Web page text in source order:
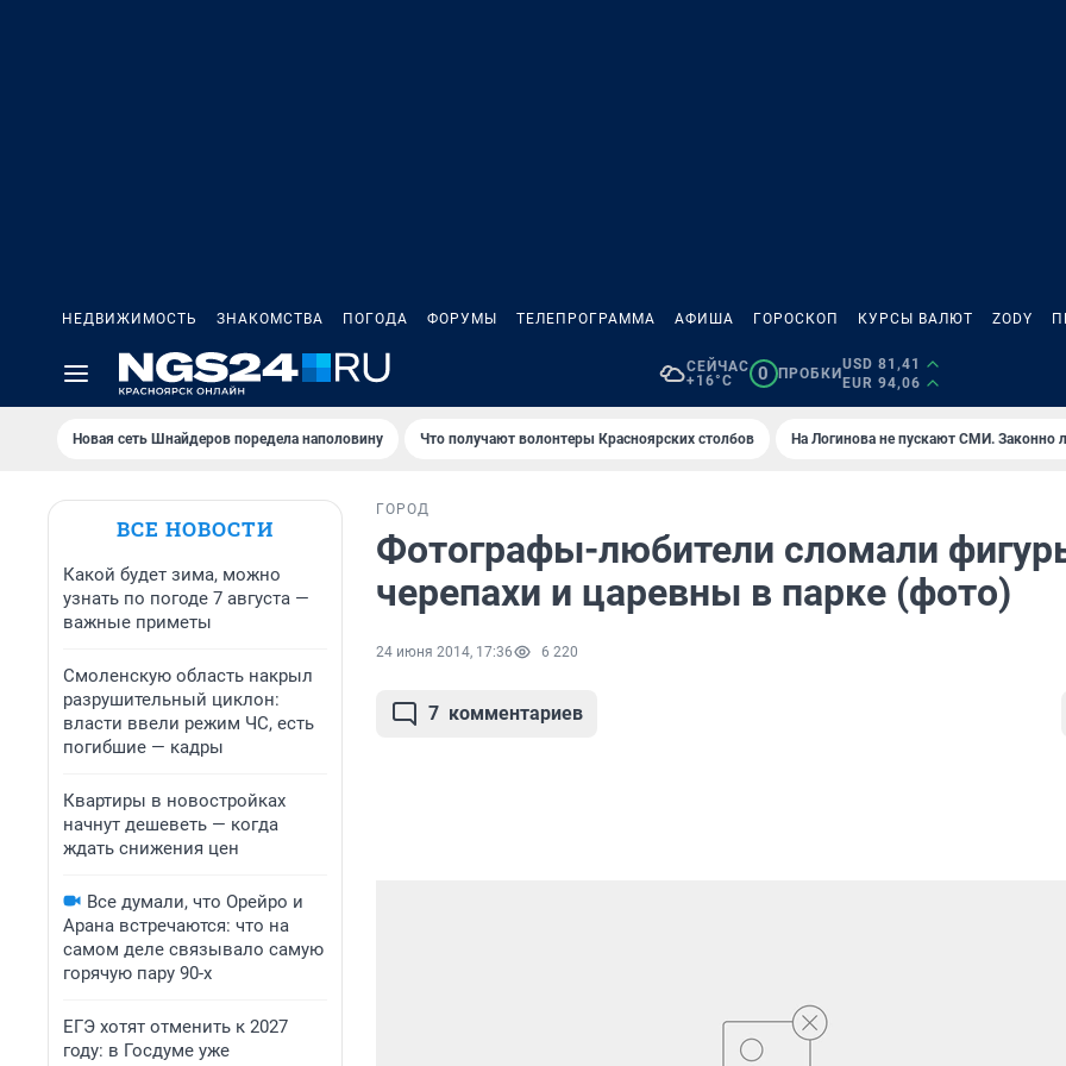
НЕДВИЖИМОСТЬ ЗНАКОМСТВА ПОГОДА ФОРУМЫ ТЕЛЕПРОГРАММА АФИША ГОРОСКОП КУРСЫ ВАЛЮТ ZODY
СЕЙЧАС
+16°C
0 ПРОБКИ
USD 81,41
EUR 94,06
Новая сеть Шнайдеров поредела наполовину Что получают волонтеры Красноярских столбов На Логинова не пускают СМИ. Законно
ВСЕ НОВОСТИ
Какой будет зима, можно
узнать по погоде 7 августа —
важные приметы
Смоленскую область накрыл
разрушительный циклон:
власти ввели режим ЧС, есть
погибшие — кадры
Квартиры в новостройках
начнут дешеветь — когда
ждать снижения цен
Все думали, что Орейро и
Арана встречаются: что на
самом деле связывало самую
горячую пару 90-х
ЕГЭ хотят отменить к 2027
году: в Госдуме уже
ГОРОД
Фотографы-любители сломали
черепахи и царевны в парке (фото)
24 июня 2014, 17:36 6 220
7 комментариев